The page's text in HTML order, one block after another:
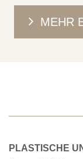
MEHR
PLASTISCHE